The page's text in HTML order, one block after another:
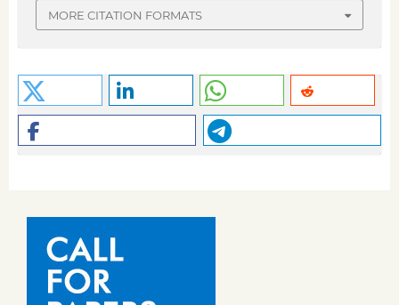
MORE CITATION FORMATS